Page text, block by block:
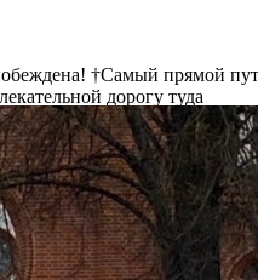
†Самый прямой
дорогу туда